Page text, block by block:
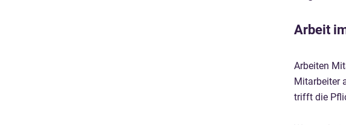
Arbeit
Arbeiten
Mitarbeiter
trifft die